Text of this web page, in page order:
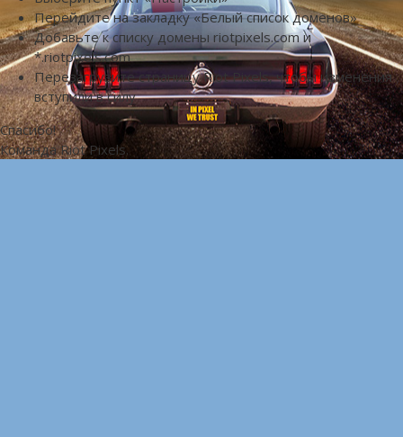
Перейдите на закладку «Белый список доменов»
Добавьте к списку домены riotpixels.com и
*.riotpixels.com
Перезагрузите страницу Riot Pixels, чтобы изменения
вступили в силу
Спасибо!
Команда Riot Pixels.